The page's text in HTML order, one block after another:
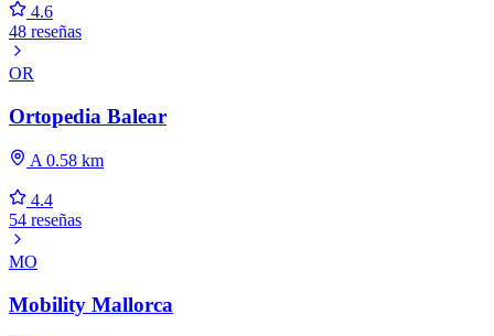
4.6
48 reseñas
OR
Ortopedia Balear
A 0.58 km
4.4
54 reseñas
MO
Mobility Mallorca